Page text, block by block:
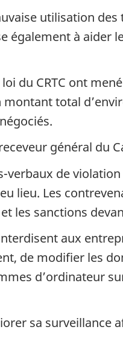
utilisation
également à aider
du CRTC ont
total
général du
de
lieu. Les
les sanctions
aux
de modifier les
d’ordinateur
sa surveillance